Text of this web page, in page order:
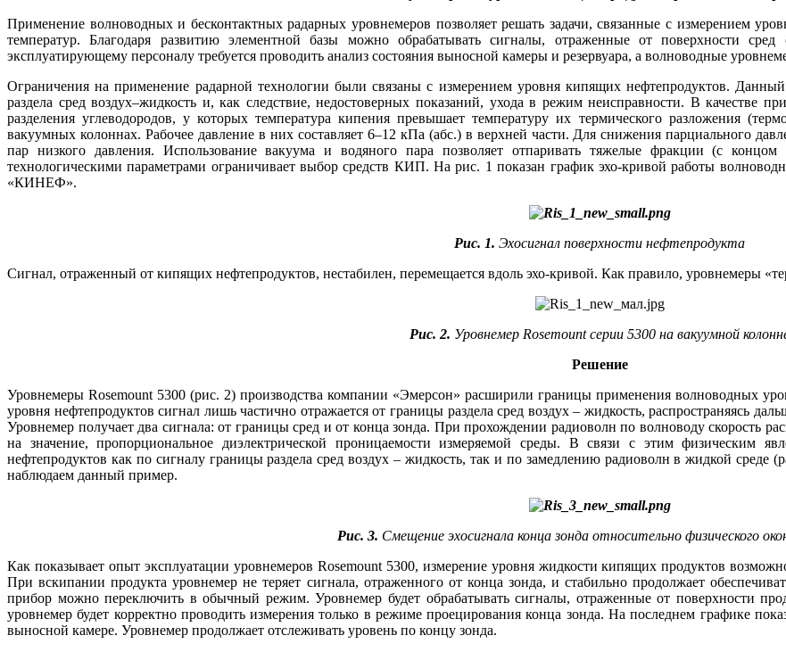
Применение волноводных и бесконтактных радарных уровнемеров позволяет решать задачи, связанные с измерением
температур. Благодаря развитию элементной базы можно обрабатывать сигналы, отраженные от поверхности
эксплуатирующему персоналу требуется проводить анализ состояния выносной камеры и резервуара, а волноводные
Ограничения на применение радарной технологии были связаны с измерением уровня кипящих нефтепродуктов.
раздела сред воздух–жидкость и, как следствие, недостоверных показаний, ухода в режим неисправности. В
разделения углеводородов, у которых температура кипения превышает температуру их термического разложения
вакуумных колоннах. Рабочее давление в них составляет 6–12 кПа (абс.) в верхней части. Для снижения парциального
пар низкого давления. Использование вакуума и водяного пара позволяет отпаривать тяжелые фракции (с
технологическими параметрами ограничивает выбор средств КИП. На рис. 1 показан график эхо-кривой работы
«КИНЕФ».
Рис. 1. Эхосигнал поверхности нефтепродукта
Сигнал, отраженный от кипящих нефтепродуктов, нестабилен, перемещается вдоль эхо-кривой. Как правило, уровнемеры
Рис. 2. Уровнемер Rosemount серии 5300 на вакуумной
Решение
Уровнемеры Rosemount 5300 (рис. 2) производства компании «Эмерсон» расширили границы применения волноводных
уровня нефтепродуктов сигнал лишь частично отражается от границы раздела сред воздух – жидкость, распространяясь
Уровнемер получает два сигнала: от границы сред и от конца зонда. При прохождении радиоволн по волноводу скорость
на значение, пропорциональное диэлектрической проницаемости измеряемой среды. В связи с этим физическим
нефтепродуктов как по сигналу границы раздела сред воздух – жидкость, так и по замедлению радиоволн в жидкой
наблюдаем данный пример.
Рис. 3. Смещение эхосигнала конца зонда относительно физического
Как показывает опыт эксплуатации уровнемеров Rosemount 5300, измерение уровня жидкости кипящих продуктов
При вскипании продукта уровнемер не теряет сигнала, отраженного от конца зонда, и стабильно продолжает
прибор можно переключить в обычный режим. Уровнемер будет обрабатывать сигналы, отраженные от поверхности
уровнемер будет корректно проводить измерения только в режиме проецирования конца зонда. На последнем графике
выносной камере. Уровнемер продолжает отслеживать уровень по концу зонда.